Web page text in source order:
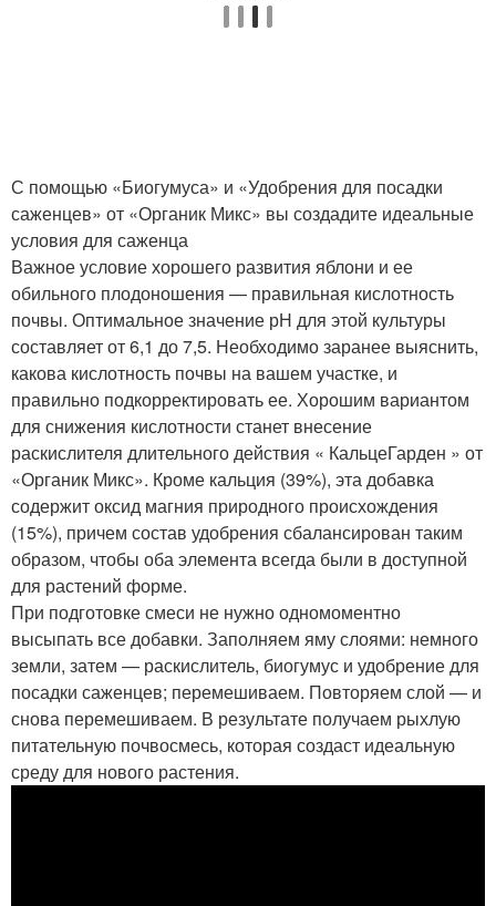
С помощью «Биогумуса» и «Удобрения для посадки
саженцев» от «Органик Микс» вы создадите идеальные
условия для саженца
Важное условие хорошего развития яблони и ее
обильного плодоношения — правильная кислотность
почвы. Оптимальное значение рН для этой культуры
составляет от 6,1 до 7,5. Необходимо заранее выяснить,
какова кислотность почвы на вашем участке, и
правильно подкорректировать ее. Хорошим вариантом
для снижения кислотности станет внесение
раскислителя длительного действия « КальцеГарден » от
«Органик Микс». Кроме кальция (39%), эта добавка
содержит оксид магния природного происхождения
(15%), причем состав удобрения сбалансирован таким
образом, чтобы оба элемента всегда были в доступной
для растений форме.
При подготовке смеси не нужно одномоментно
высыпать все добавки. Заполняем яму слоями: немного
земли, затем — раскислитель, биогумус и удобрение для
посадки саженцев; перемешиваем. Повторяем слой — и
снова перемешиваем. В результате получаем рыхлую
питательную почвосмесь, которая создаст идеальную
среду для нового растения.